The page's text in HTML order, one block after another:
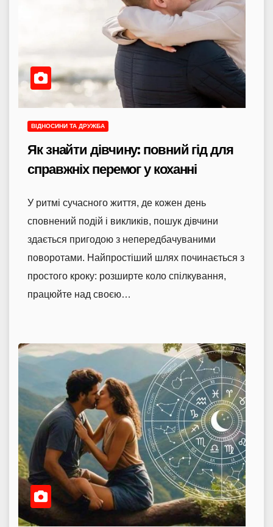
ВІДНОСИНИ ТА ДРУЖБА
Як знайти дівчину: повний гід для
справжніх перемог у коханні
У ритмі сучасного життя, де кожен день
сповнений подій і викликів, пошук дівчини
здається пригодою з непередбачуваними
поворотами. Найпростіший шлях починається з
простого кроку: розширте коло спілкування,
працюйте над своєю…